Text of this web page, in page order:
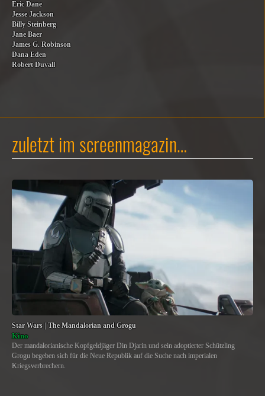
Eric Dane
Jesse Jackson
Billy Steinberg
Jane Baer
James G. Robinson
Dana Eden
Robert Duvall
zuletzt im screenmagazin…
Star Wars | The Mandalorian and Grogu
Kino
Der mandalorianische Kopfgeldjäger Din Djarin und sein adoptierter Schützling
Grogu begeben sich für die Neue Republik auf die Suche nach imperialen
Kriegsverbrechern.